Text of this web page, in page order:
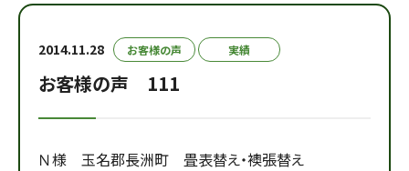
2014.11.28 お客様の声 実績
お客様の声 111
Ｎ様 玉名郡長洲町 畳表替え・襖張替え